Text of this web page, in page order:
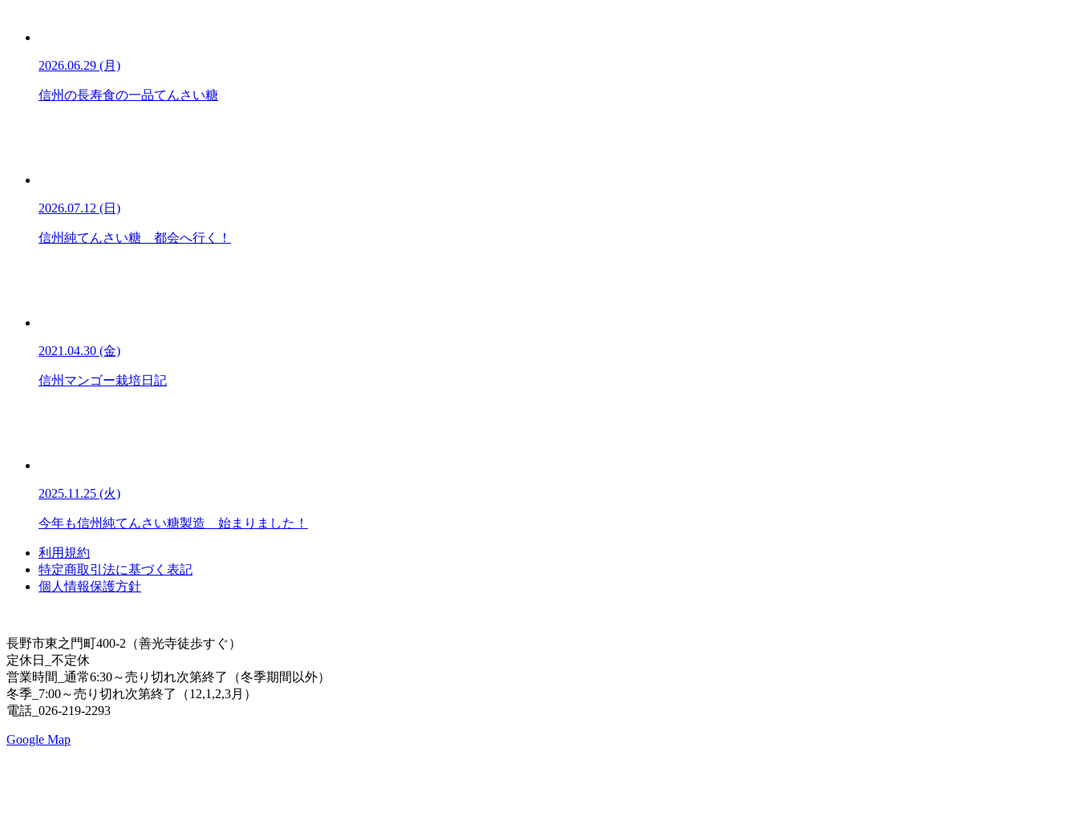
2026.06.29 (月)
信州の長寿食の一品てんさい糖
2026.07.12 (日)
信州純てんさい糖 都会へ行く！
2021.04.30 (金)
信州マンゴー栽培日記
2025.11.25 (火)
今年も信州純てんさい糖製造 始まりました！
利用規約
特定商取引法に基づく表記
個人情報保護方針
長野市東之門町400-2（善光寺徒歩すぐ）
定休日_不定休
営業時間_通常6:30～売り切れ次第終了（冬季期間以外）
冬季_7:00～売り切れ次第終了（12,1,2,3月）
電話_026-219-2293
Google Map